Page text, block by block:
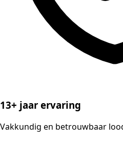
13+ jaar ervaring
Vakkundig en betrouwbaar